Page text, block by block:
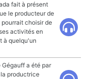
fait à présent
le producteur de
choisir de
activités en
à quelqu'un
Gégauff a été par
productrice